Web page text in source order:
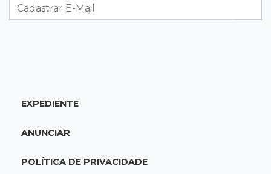
FAB morrem em confronto
19:1895º caso
após reagir à abordagem policial
18:51 Certidão
EXPEDIENTE
ANUNCIAR
POLÍTICA DE PRIVACIDADE